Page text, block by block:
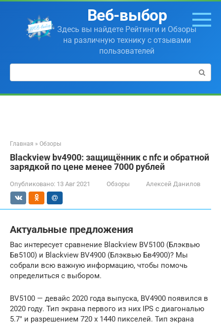
Перейти
контенту
Веб-выбор
Здесь вы найдете Рейтинги и Обзоры
на различную технику с отзывами
пользователей
Поиск:
Главная » Обзоры
Blackview bv4900: защищённик с nfc и обратной
зарядкой по цене менее 7000 рублей
Опубликовано: 13 Авг 2021 Обзоры Алексей Данилов
Актуальные предложения
Вас интересует сравнение Blackview BV5100 (Блэквью
Бв5100) и Blackview BV4900 (Блэквью Бв4900)? Мы
собрали всю важную информацию, чтобы помочь
определиться с выбором.
BV5100 — девайс 2020 года выпуска, BV4900 появился в
2020 году. Тип экрана первого из них IPS с диагональю
5.7″ и разрешением 720 x 1440 пикселей. Тип экрана